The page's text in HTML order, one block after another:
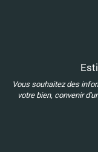
Vous souhaitez des
votre bien, convenir